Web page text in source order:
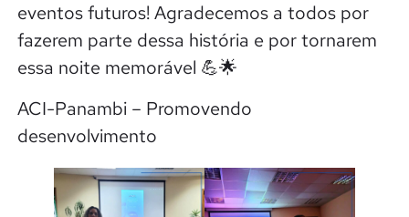
eventos futuros! Agradecemos a todos por
fazerem parte dessa história e por tornarem
essa noite memorável 💪🌟
ACI-Panambi – Promovendo
desenvolvimento